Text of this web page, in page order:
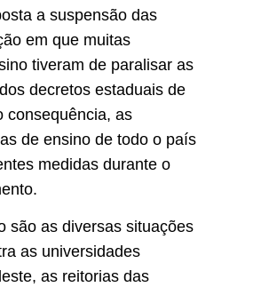
a suspensão das
em que muitas
tiveram de paralisar as
decretos estaduais de
consequência, as
de ensino de todo o país
medidas durante o
são as diversas situações
as universidades
as reitorias das